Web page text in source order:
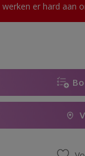
werken er hard aan